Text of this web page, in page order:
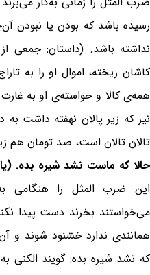
رسیده باشد که بودن یا نبودن
نداشته باشد. (داستان: جمعی
کاشان ریخته، اموال او را به
همه‌ی کالا و خواسته‌ی او به
نیز که زیر پالان نهفته داشت
تالان تالان است، صد تومان هم
حالا که ماست نشد شیره بده.
این ضرب المثل را هنگامی
می‌خواستند بخرند دست پیدا
همانندی ندارد خشنود شوند و
که نشد شیره بده: گویند الکنی